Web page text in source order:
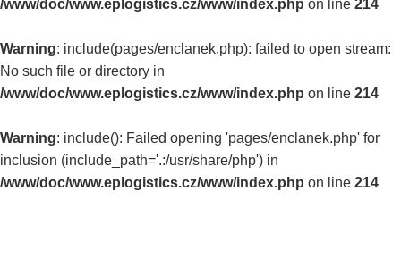
/www/doc/www.eplogistics.cz/www/index.php on line 214
Warning: include(pages/enclanek.php): failed to open stream:
No such file or directory in
/www/doc/www.eplogistics.cz/www/index.php on line 214
Warning: include(): Failed opening 'pages/enclanek.php' for
inclusion (include_path='.:/usr/share/php') in
/www/doc/www.eplogistics.cz/www/index.php on line 214